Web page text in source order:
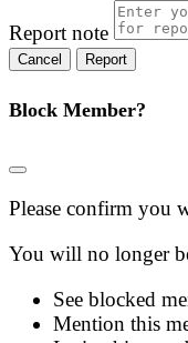
Report note
Report
Block Member?
Please confirm you
You will no longer
See blocked
Mention this